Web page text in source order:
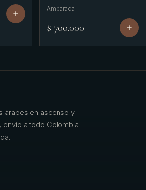
Ambarada
$ 700.000
árabes en ascenso y
envío a todo Colombia